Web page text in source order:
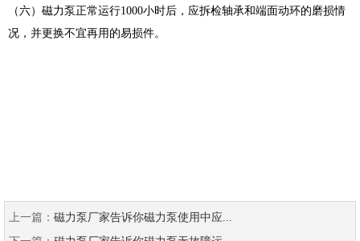
（六）磁力泵正常运行1000小时后，应拆检轴承和端面动环的磨损情
况，并更换不宜再用的易损件。
上一篇： 磁力泵厂家告诉你磁力泵使用中应...